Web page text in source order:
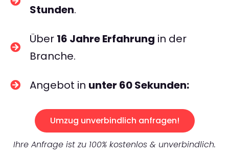
Stunden.
Über 16 Jahre Erfahrung in der
Branche.
Angebot in unter 60 Sekunden:
Umzug unverbindlich anfragen!
Ihre Anfrage ist zu 100% kostenlos & unverbindlich.